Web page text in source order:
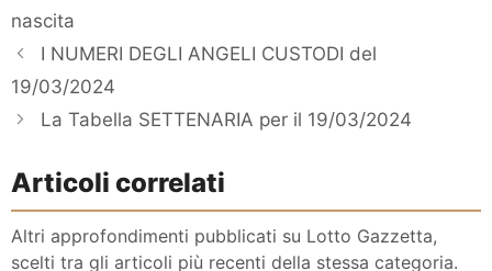
nascita
I NUMERI DEGLI ANGELI CUSTODI del
19/03/2024
La Tabella SETTENARIA per il 19/03/2024
Articoli correlati
Altri approfondimenti pubblicati su Lotto Gazzetta,
scelti tra gli articoli più recenti della stessa categoria.